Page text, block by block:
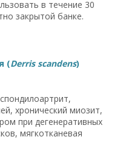
в течение 30
закрытой банке.
(Derris scandens)
хронический миозит,
при дегенеративных
мягкотканевая